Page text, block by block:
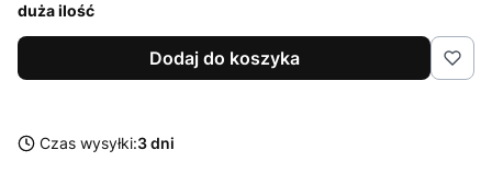
duża ilość
Dodaj do koszyka
Czas wysyłki:3 dni